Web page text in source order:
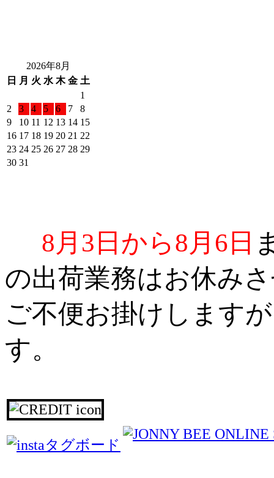
2026年8月
日
月 火 水 木 金 土
1
2
3 4 5 6 7
8
9
10 11 12 13 14 15
16 17 18 19 20 21 22
23 24 25 26 27 28 29
30 31
8月3日から8月6日
の出荷業務はお休み
ご不便お掛けします
す。